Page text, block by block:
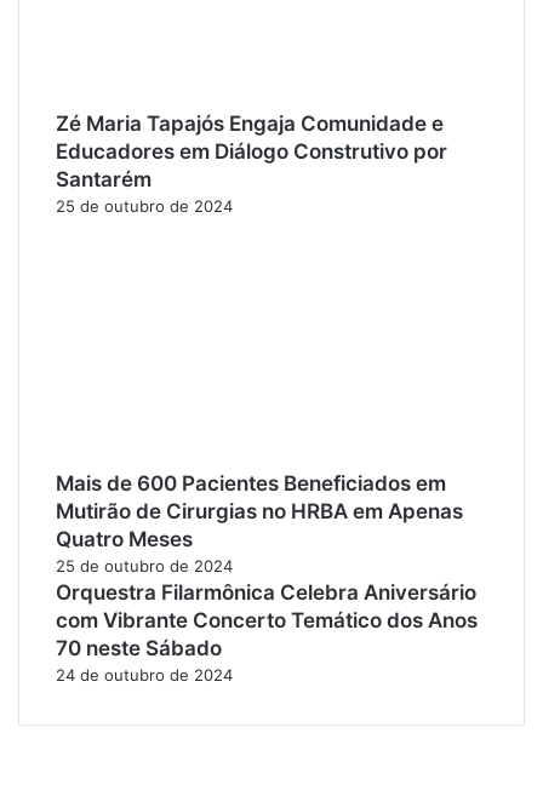
Zé Maria Tapajós Engaja Comunidade e
Educadores em Diálogo Construtivo por
Santarém
25 de outubro de 2024
Mais de 600 Pacientes Beneficiados em
Mutirão de Cirurgias no HRBA em Apenas
Quatro Meses
25 de outubro de 2024
Orquestra Filarmônica Celebra Aniversário
com Vibrante Concerto Temático dos Anos
70 neste Sábado
24 de outubro de 2024